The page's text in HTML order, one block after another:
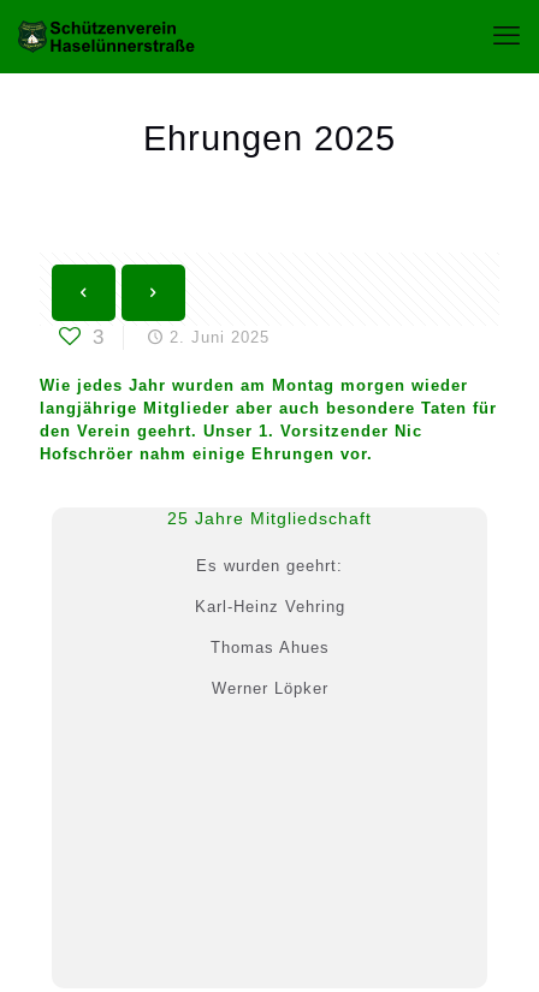
Ehrungen 2025
3 2. Juni 2025
Wie jedes Jahr wurden am Montag morgen wieder
langjährige Mitglieder aber auch besondere Taten für
den Verein geehrt. Unser 1. Vorsitzender Nic
Hofschröer nahm einige Ehrungen vor.
25 Jahre Mitgliedschaft
Es wurden geehrt:
Karl-Heinz Vehring
Thomas Ahues
Werner Löpker